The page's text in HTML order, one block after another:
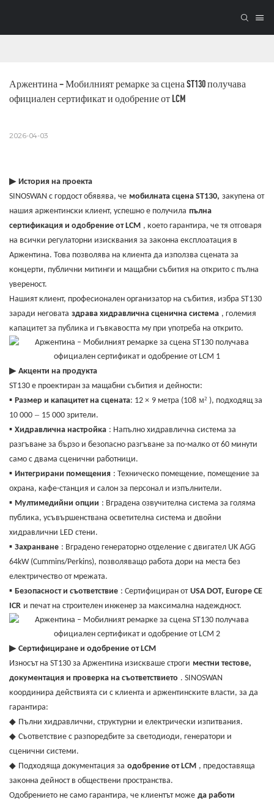
Аржентина – Мобилният ремарке за сцена ST130 получава
официален сертификат и одобрение от LCM
2026-04-03
▶ История на проекта
SINOSWAN с гордост обявява, че мобилната сцена ST130, закупена от
нашия аржентински клиент, успешно е получила пълна
сертификация и одобрение от LCM , което гарантира, че тя отговаря
на всички регулаторни изисквания за законна експлоатация в
Аржентина. Това позволява на клиента да използва сцената за
концерти, публични митинги и мащабни събития на открито с пълна
увереност.
Нашият клиент, професионален организатор на събития, избра ST130
заради неговата здрава хидравлична сценична система , големия
капацитет за публика и гъвкавостта му при употреба на открито.
▶ Акценти на продукта
ST130 е проектиран за мащабни събития и дейности:
▪ Размер и капацитет на сцената: 12 × 9 метра (108 м² ), подходящ за
10 000 – 15 000 зрители.
▪ Хидравлична настройка : Напълно хидравлична система за
разгъване за бързо и безопасно разгъване за по-малко от 60 минути
само с двама сценични работници.
▪ Интегрирани помещения : Техническо помещение, помещение за
охрана, кафе-станция и салон за персонал и изпълнители.
▪ Мултимедийни опции : Вградена озвучителна система за голяма
публика, усъвършенствана осветителна система и двойни
хидравлични LED стени.
▪ Захранване : Вградено генераторно отделение с двигател UK AGG
64kW (Cummins/Perkins), позволяващо работа дори на места без
електричество от мрежата.
▪ Безопасност и съответствие : Сертифициран от USA DOT, Europe CE
ICR и печат на строителен инженер за максимална надеждност.
▶ Сертифициране и одобрение от LCM
Износът на ST130 за Аржентина изискваше строги местни тестове,
документация и проверка на съответствието . SINOSWAN
координира действията си с клиента и аржентинските власти, за да
гарантира:
◆ Пълни хидравлични, структурни и електрически изпитвания.
◆ Съответствие с разпоредбите за светодиоди, генератори и
сценични системи.
◆ Подходяща документация за одобрение от LCM , предоставяща
законна дейност в обществени пространства.
Одобрението не само гарантира, че клиентът може да работи